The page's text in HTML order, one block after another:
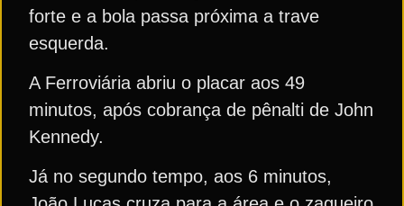
forte e a bola passa próxima a trave
esquerda.
A Ferroviária abriu o placar aos 49
minutos, após cobrança de pênalti de John
Kennedy.
Já no segundo tempo, aos 6 minutos,